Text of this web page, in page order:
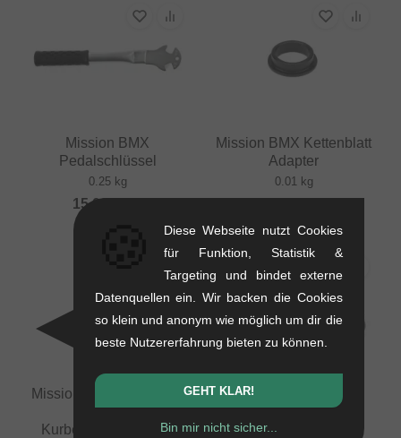
Mission BMX
Pedalschlüssel
0.25 kg
15.08
Mission BMX Kettenblatt
Adapter
0.01 kg
Mission BMX "Transit 8-
Spline"
Kurbelarmschrauben
Mission "Solid"
Vorbauschrauben
0.55 kg
Diese Webseite nutzt Cookies
für Funktion, Statistik &
Targeting und bindet externe
Datenquellen ein. Wir backen die Cookies
so klein und anonym wie möglich um dir die
beste Nutzererfahrung bieten zu können.
GEHT KLAR!
Bin mir nicht sicher...